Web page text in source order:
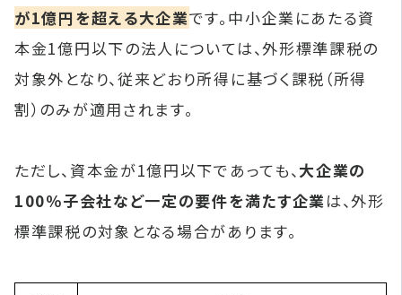
が1億円を超える大企業です。中小企業にあたる資
本金1億円以下の法人については、外形標準課税の
対象外となり、従来どおり所得に基づく課税（所得
割）のみが適用されます。
ただし、資本金が1億円以下であっても、大企業の
100％子会社など一定の要件を満たす企業は、外形
標準課税の対象となる場合があります。